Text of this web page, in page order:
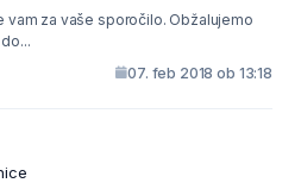
vam za vaše sporočilo. Obžalujemo
07. feb 2018 ob 13:18